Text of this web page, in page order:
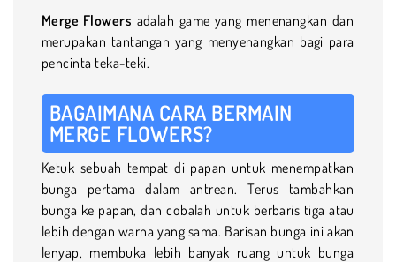
Merge Flowers adalah game yang menenangkan dan
merupakan tantangan yang menyenangkan bagi para
pencinta teka-teki.
BAGAIMANA CARA BERMAIN
MERGE FLOWERS?
Ketuk sebuah tempat di papan untuk menempatkan
bunga pertama dalam antrean. Terus tambahkan
bunga ke papan, dan cobalah untuk berbaris tiga atau
lebih dengan warna yang sama. Barisan bunga ini akan
lenyap, membuka lebih banyak ruang untuk bunga